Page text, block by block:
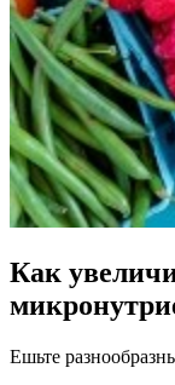
Как
Ешьте